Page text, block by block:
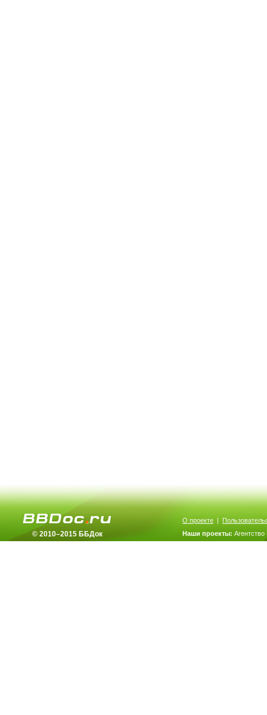
© 2010–2015 ББДок
О проекте |
Наши проекты: